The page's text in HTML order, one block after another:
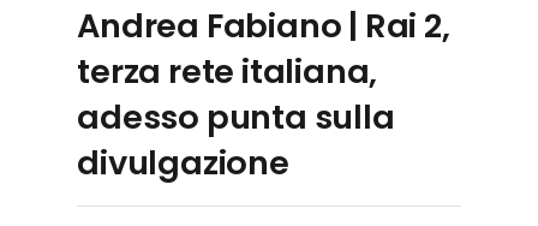
Andrea Fabiano | Rai 2,
terza rete italiana,
adesso punta sulla
divulgazione